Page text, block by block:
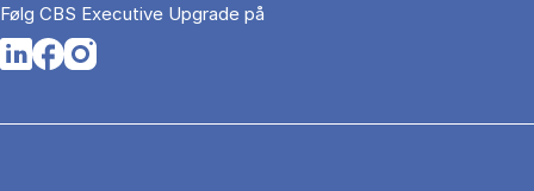
Følg CBS Executive Upgrade på
Opens in a new tab
Opens in a new tab
Opens in a new tab